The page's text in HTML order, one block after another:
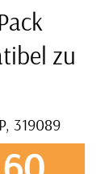
zu
319089